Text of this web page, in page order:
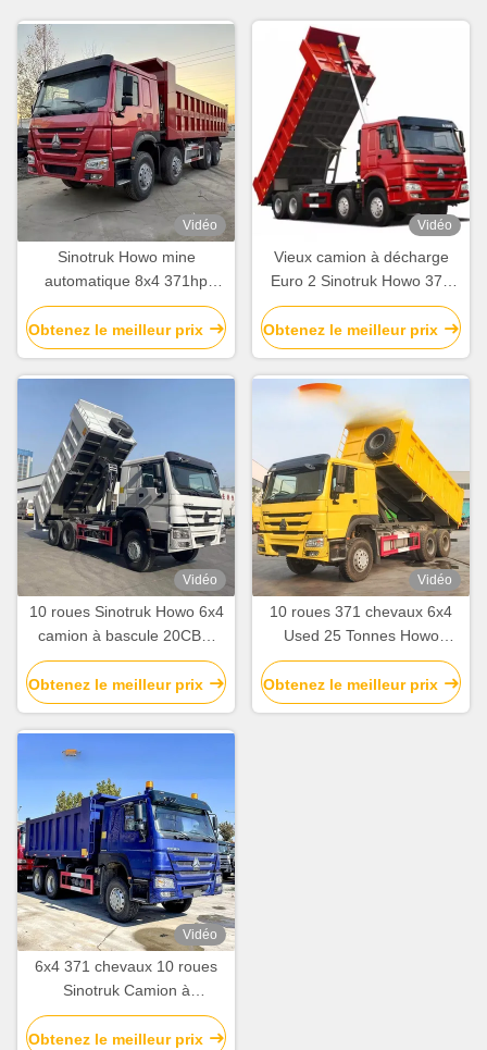
Vidéo
Sinotruk Howo mine
automatique 8x4 371hp
camion de décharge de
sable 40 tonnes 60 tonnes
en Afrique
Obtenez le meilleur prix
Vidéo
Vieux camion à décharge
Euro 2 Sinotruk Howo 371
camion à remontage 8
tonnes à main droite
Obtenez le meilleur prix
Vidéo
10 roues Sinotruk Howo 6x4
camion à bascule 20CBM
Capacité Howo camion à
décharge LHD Drive
Obtenez le meilleur prix
Vidéo
10 roues 371 chevaux 6x4
Used 25 Tonnes Howo
Dump Truck avec longueur
du réservoir de chargement
5,3-6,2M
Obtenez le meilleur prix
Vidéo
6x4 371 chevaux 10 roues
Sinotruk Camion à
décharges, Camion à
décharges d'occasion Howo
Obtenez le meilleur prix